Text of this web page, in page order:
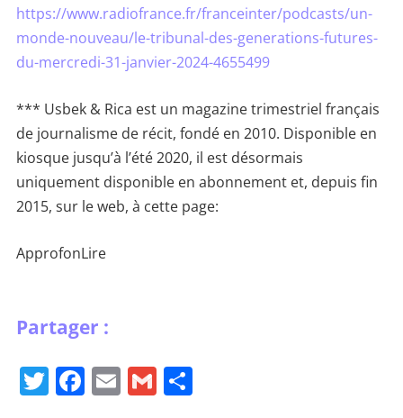
https://www.radiofrance.fr/franceinter/podcasts/un-
monde-nouveau/le-tribunal-des-generations-futures-
du-mercredi-31-janvier-2024-4655499
*** Usbek & Rica est un magazine trimestriel français
de journalisme de récit, fondé en 2010. Disponible en
kiosque jusqu’à l’été 2020, il est désormais
uniquement disponible en abonnement et, depuis fin
2015, sur le web, à cette page:
ApprofonLire
T F E G P